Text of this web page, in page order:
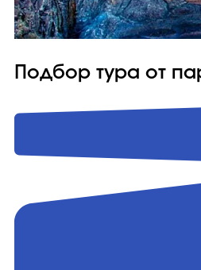
Подбор тура от